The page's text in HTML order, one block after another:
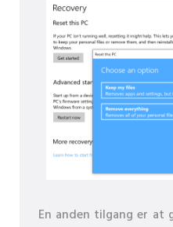
En anden tilgang er at